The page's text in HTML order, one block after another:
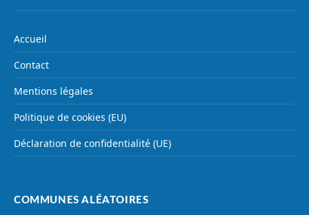
Accueil
Contact
Mentions légales
Politique de cookies (EU)
Déclaration de confidentialité (UE)
COMMUNES ALÉATOIRES